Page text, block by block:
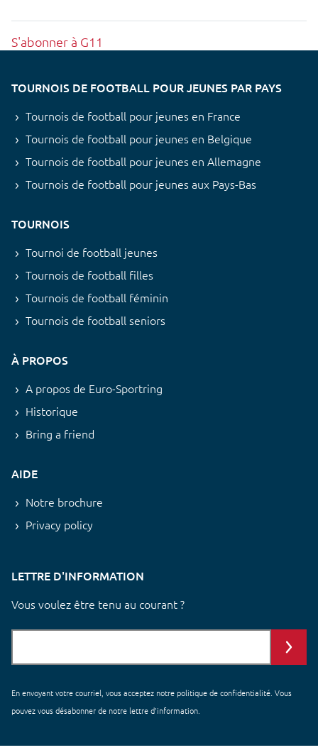
S'abonner à G11
TOURNOIS DE FOOTBALL POUR JEUNES PAR PAYS
Tournois de football pour jeunes en France
Tournois de football pour jeunes en Belgique
Tournois de football pour jeunes en Allemagne
Tournois de football pour jeunes aux Pays-Bas
TOURNOIS
Tournoi de football jeunes
Tournois de football filles
Tournois de football féminin
Tournois de football seniors
À PROPOS
A propos de Euro-Sportring
Historique
Bring a friend
AIDE
Notre brochure
Privacy policy
LETTRE D'INFORMATION
Vous voulez être tenu au courant ?
En envoyant votre courriel, vous acceptez notre politique de confidentialité . Vous
pouvez vous désabonner de notre lettre d'information.